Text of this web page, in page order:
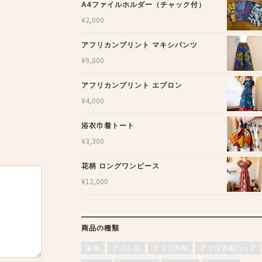
A4ファイルホルダー（チャック付）
¥2,000
アフリカンプリント マキシパンツ
¥9,800
アフリカンプリント エプロン
¥4,000
浴衣巾着トート
¥3,300
花柄 ロングワンピース
¥12,000
商品の種類
お米 アパレル アフリカ布
アフリカ布バッグ